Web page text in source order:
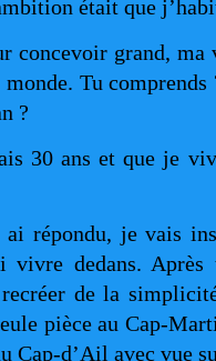
était que
grand, ma
Tu
?
30 ans et que je
répondu, je vais
dedans. Après
de la
pièce au Cap-
Cap-d’Ail avec vue